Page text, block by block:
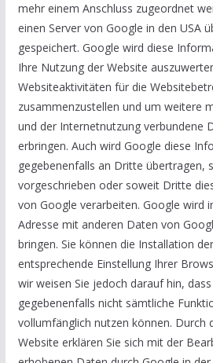
mehr einem Anschluss zugeordnet
einen Server von Google in den USA
gespeichert. Google wird diese
Ihre Nutzung der Website
Websiteaktivitäten für die
zusammenzustellen und um weitere
und der Internetnutzung verbundene
erbringen. Auch wird Google diese
gegebenenfalls an Dritte übertragen,
vorgeschrieben oder soweit Dritte
von Google verarbeiten. Google wird
Adresse mit anderen Daten von
bringen. Sie können die Installation
entsprechende Einstellung Ihrer
wir weisen Sie jedoch darauf hin,
gegebenenfalls nicht sämtliche
vollumfänglich nutzen können. Durch
Website erklären Sie sich mit der